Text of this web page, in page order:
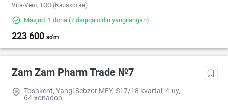
Vita-Vent, TOO (Казахстан)
Mavjud: 1 dona (7 daqiqa oldin yangilangan)
223 600 so'm
Zam Zam Pharm Trade №7
Toshkent, Yangi Sebzor MFY, S17/18 kvartal, 4-uy,
64-xonadon